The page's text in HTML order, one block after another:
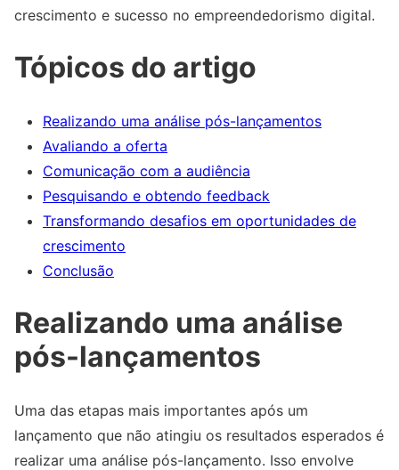
crescimento e sucesso no empreendedorismo digital.
Tópicos do artigo
Realizando uma análise pós-lançamentos
Avaliando a oferta
Comunicação com a audiência
Pesquisando e obtendo feedback
Transformando desafios em oportunidades de
crescimento
Conclusão
Realizando uma análise
pós-lançamentos
Uma das etapas mais importantes após um
lançamento que não atingiu os resultados esperados é
realizar uma análise pós-lançamento. Isso envolve